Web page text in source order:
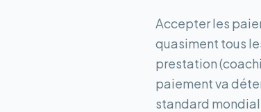
Accepter les
quasiment tous
prestation
paiement va
standard